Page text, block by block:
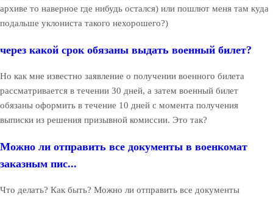
архиве то наверное где нибудь остался) или пошлют меня там куда
подальше уклониста такого нехорошего?)
через какой срок обязаны выдать военный билет?
Но как мне известно заявление о получении военного билета
рассматривается в течении 30 дней, а затем военный билет
обязаны оформить в течение 10 дней с момента получения
выписки из решения призывной комиссии. Это так?
Можно ли отправить все документы в военкомат
заказным пис...
Что делать? Как быть? Можно ли отправить все документы